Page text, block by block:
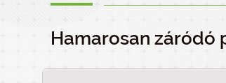
Hamarosan záródó